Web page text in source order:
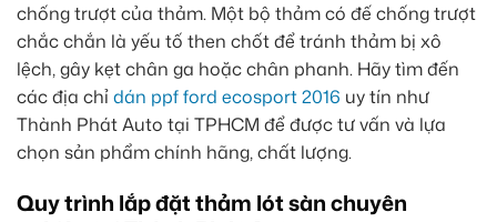
chống trượt của thảm. Một bộ thảm có đế chống trượt
chắc chắn là yếu tố then chốt để tránh thảm bị xô
lệch, gây kẹt chân ga hoặc chân phanh. Hãy tìm đến
các địa chỉdán ppf ford ecosport 2016 uy tín như
Thành Phát Auto tại TPHCM để được tư vấn và lựa
chọn sản phẩm chính hãng, chất lượng.
Quy trình lắp đặt thảm lót sàn chuyên